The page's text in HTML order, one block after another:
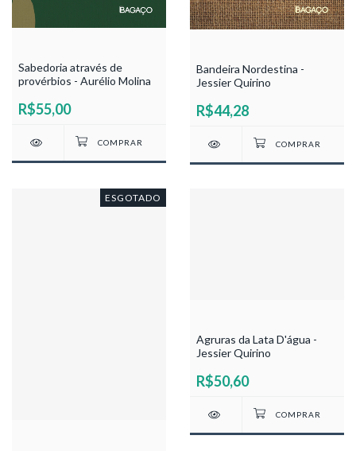
Sabedoria através de
provérbios - Aurélio Molina
R$55,00
Bandeira Nordestina -
Jessier Quirino
R$44,28
ESGOTADO
Agruras da Lata D'água -
Jessier Quirino
R$50,60